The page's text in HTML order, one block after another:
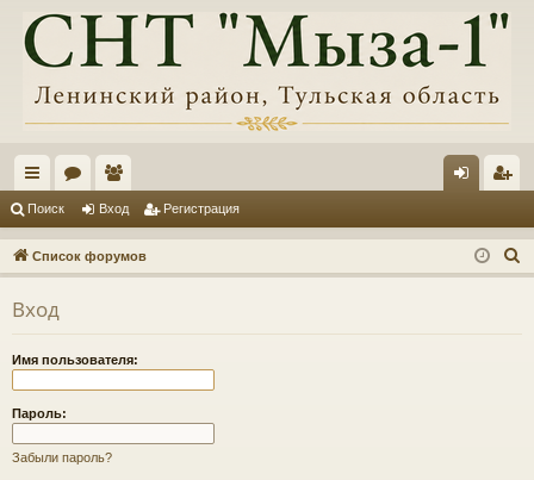
с
ы
лк
и
ум
ы
ол
ьз
ов
и
д ис
тр
Поиск Вход Регистрация
Список форумов
о
Вход
Имя пользователя:
Пароль:
Забыли пароль?